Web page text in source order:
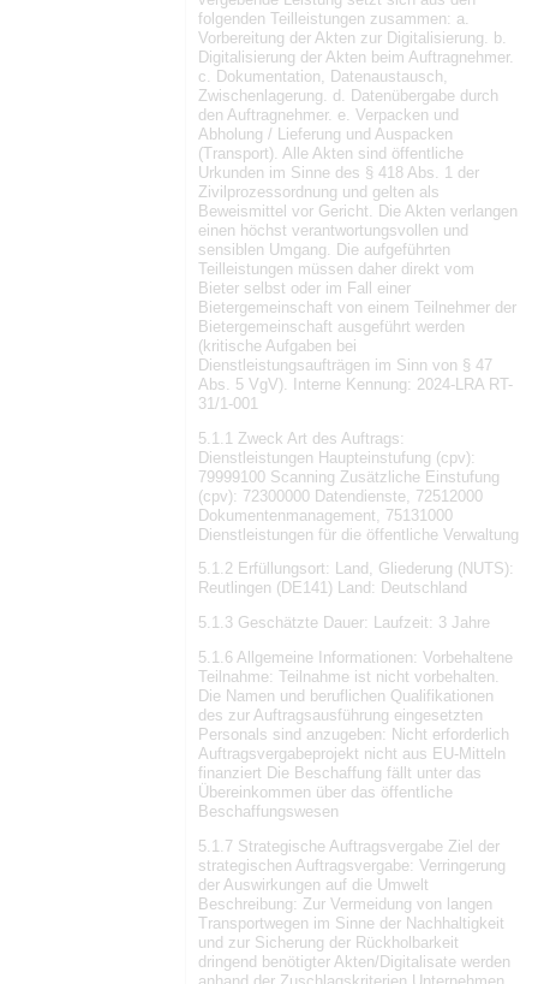
folgenden Teilleistungen zusammen: a.
Vorbereitung der Akten zur Digitalisierung. b.
Digitalisierung der Akten beim Auftragnehmer.
c. Dokumentation, Datenaustausch,
Zwischenlagerung. d. Datenübergabe durch
den Auftragnehmer. e. Verpacken und
Abholung / Lieferung und Auspacken
(Transport). Alle Akten sind öffentliche
Urkunden im Sinne des § 418 Abs. 1 der
Zivilprozessordnung und gelten als
Beweismittel vor Gericht. Die Akten verlangen
einen höchst verantwortungsvollen und
sensiblen Umgang. Die aufgeführten
Teilleistungen müssen daher direkt vom
Bieter selbst oder im Fall einer
Bietergemeinschaft von einem Teilnehmer der
Bietergemeinschaft ausgeführt werden
(kritische Aufgaben bei
Dienstleistungsaufträgen im Sinn von § 47
Abs. 5 VgV). Interne Kennung: 2024-LRA RT-
31/1-001
5.1.1 Zweck Art des Auftrags:
Dienstleistungen Haupteinstufung (cpv):
79999100 Scanning Zusätzliche Einstufung
(cpv): 72300000 Datendienste, 72512000
Dokumentenmanagement, 75131000
Dienstleistungen für die öffentliche Verwaltung
5.1.2 Erfüllungsort: Land, Gliederung (NUTS):
Reutlingen (DE141) Land: Deutschland
5.1.3 Geschätzte Dauer: Laufzeit: 3 Jahre
5.1.6 Allgemeine Informationen: Vorbehaltene
Teilnahme: Teilnahme ist nicht vorbehalten.
Die Namen und beruflichen Qualifikationen
des zur Auftragsausführung eingesetzten
Personals sind anzugeben: Nicht erforderlich
Auftragsvergabeprojekt nicht aus EU-Mitteln
finanziert Die Beschaffung fällt unter das
Übereinkommen über das öffentliche
Beschaffungswesen
5.1.7 Strategische Auftragsvergabe Ziel der
strategischen Auftragsvergabe: Verringerung
der Auswirkungen auf die Umwelt
Beschreibung: Zur Vermeidung von langen
Transportwegen im Sinne der Nachhaltigkeit
und zur Sicherung der Rückholbarkeit
dringend benötigter Akten/Digitalisate werden